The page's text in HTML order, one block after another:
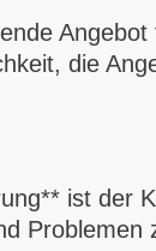
die
ist der